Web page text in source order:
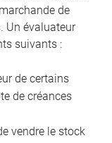
de
Un évaluateur
suivants :
de certains
de créances
vendre le stock